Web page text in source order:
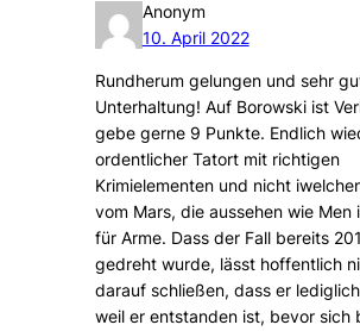
Anonym
10. April 2022
Rundherum gelungen und sehr
Unterhaltung! Auf Borowski ist
gebe gerne 9 Punkte. Endlich
ordentlicher Tatort mit richtigen
Krimielementen und nicht
vom Mars, die aussehen wie Men
für Arme. Dass der Fall bereits
gedreht wurde, lässt hoffentlich
darauf schließen, dass er
weil er entstanden ist, bevor sich